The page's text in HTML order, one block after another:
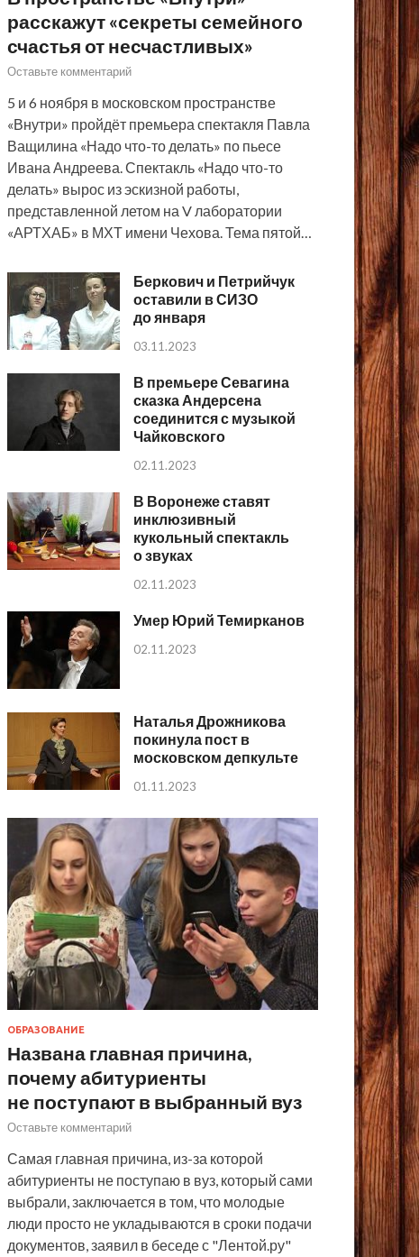
расскажут «секреты семейного
счастья от несчастливых»
Оставьте комментарий
5 и 6 ноября в московском пространстве
«Внутри» пройдёт премьера спектакля Павла
Ващилина «Надо что-то делать» по пьесе
Ивана Андреева. Спектакль «Надо что-то
делать» вырос из эскизной работы,
представленной летом на V лаборатории
«АРТХАБ» в МХТ имени Чехова. Тема пятой…
Беркович и Петрийчук
оставили в СИЗО
до января
03.11.2023
В премьере Севагина
сказка Андерсена
соединится с музыкой
Чайковского
02.11.2023
В Воронеже ставят
инклюзивный
кукольный спектакль
о звуках
02.11.2023
Умер Юрий Темирканов
02.11.2023
Наталья Дрожникова
покинула пост в
московском депкульте
01.11.2023
ОБРАЗОВАНИЕ
Названа главная причина,
почему абитуриенты
не поступают в выбранный вуз
Оставьте комментарий
Самая главная причина, из-за которой
абитуриенты не поступаю в вуз, который сами
выбрали, заключается в том, что молодые
люди просто не укладываются в сроки подачи
документов, заявил в беседе с "Лентой.ру"